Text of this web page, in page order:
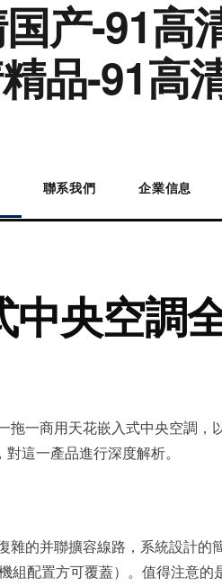
产-91高
品-91高
聯系我們 企業信息
中央空調
一商用天花嵌入式中央空調，
這一產品進行深度解析。
雜的并聯擴容線路，系統設計
組配置方可覆蓋）。值得注意的